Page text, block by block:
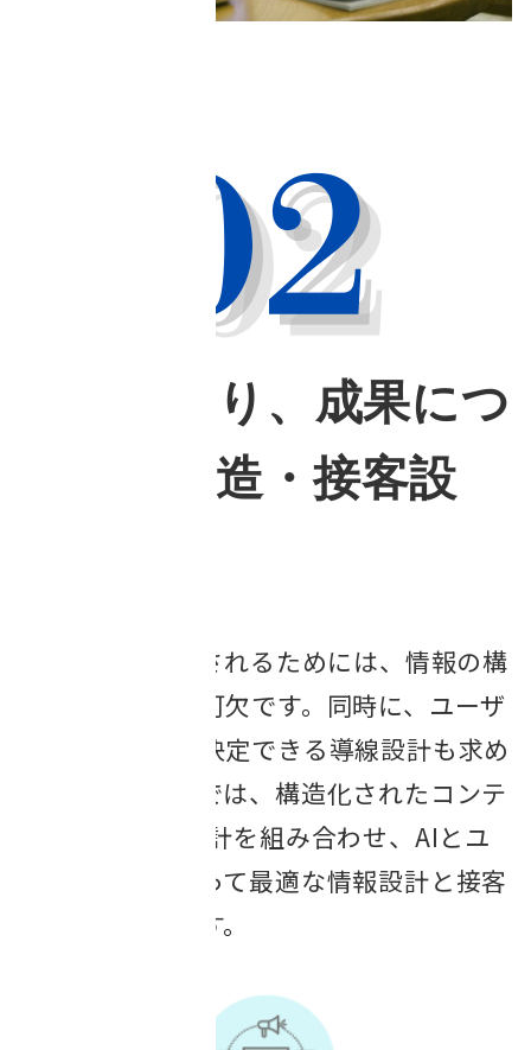
AIに伝わり、成果につ
ながる構造・接客設
AIに正しく理解されるためには、情報の構
造化と整理が不可欠です。同時に、ユーザ
ーが迷わず意思決定できる導線設計も求め
られます。当社では、構造化されたコンテ
ンツ設計とUX設計を組み合わせ、AIとユ
ーザー双方にとって最適な情報設計と接客
体験を実現します。